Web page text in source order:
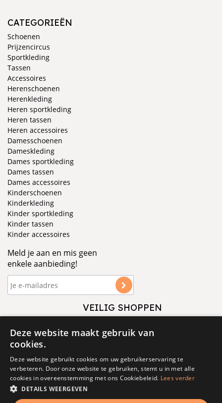
CATEGORIEËN
Schoenen
Prijzencircus
Sportkleding
Tassen
Accessoires
Herenschoenen
Herenkleding
Heren sportkleding
Heren tassen
Heren accessoires
Damesschoenen
Dameskleding
Dames sportkleding
Dames tassen
Dames accessoires
Kinderschoenen
Kinderkleding
Kinder sportkleding
Kinder tassen
Kinder accessoires
Meld je aan en mis geen
enkele aanbieding!
VEILIG SHOPPEN
Deze website maakt gebruik van
cookies.
Deze website gebruikt cookies om uw gebruikerservaring te
verbeteren. Door onze website te gebruiken, stemt u in met alle
cookies in overeenstemming met ons Cookiebeleid. Lees verder
DETAILS WEERGEVEN